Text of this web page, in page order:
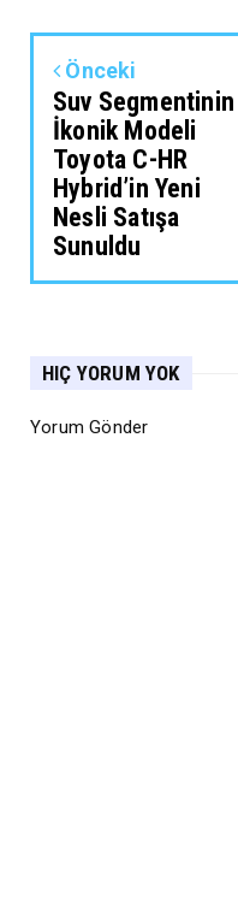
Önceki
Suv Segmentinin
İkonik Modeli
Toyota C-HR
Hybrid’in Yeni
Nesli Satışa
Sunuldu
HIÇ YORUM YOK
Yorum Gönder